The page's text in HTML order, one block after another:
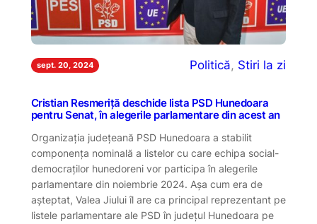
sept. 20, 2024 Politică, Stiri la zi
Cristian Resmeriță deschide lista PSD Hunedoara
pentru Senat, în alegerile parlamentare din acest an
Organizația județeană PSD Hunedoara a stabilit
componența nominală a listelor cu care echipa social-
democraților hunedoreni vor participa în alegerile
parlamentare din noiembrie 2024. Așa cum era de
așteptat, Valea Jiului îl are ca principal reprezentant pe
listele parlamentare ale PSD în județul Hunedoara pe